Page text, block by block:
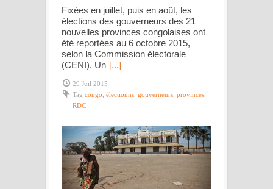
Fixées en juillet, puis en août, les
élections des gouverneurs des 21
nouvelles provinces congolaises ont
été reportées au 6 octobre 2015,
selon la Commission électorale
(CENI). Un [...]
29 Juil 2015
Tag congo électionns gouverneurs provinces
RDC